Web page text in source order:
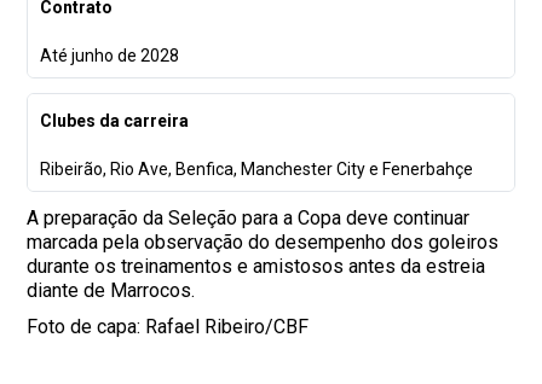
Contrato
Até junho de 2028
Clubes da carreira
Ribeirão, Rio Ave, Benfica, Manchester City e Fenerbahçe
A preparação da Seleção para a Copa deve continuar
marcada pela observação do desempenho dos goleiros
durante os treinamentos e amistosos antes da estreia
diante de Marrocos.
Foto de capa: Rafael Ribeiro/CBF